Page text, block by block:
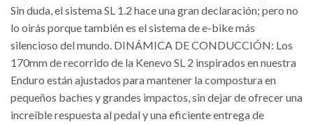
Sin duda, el sistema SL 1.2 hace una gran declaración; pero no
lo oirás porque también es el sistema de e-bike más
silencioso del mundo. DINÁMICA DE CONDUCCIÓN: Los
170mm de recorrido de la Kenevo SL 2 inspirados en nuestra
Enduro están ajustados para mantener la compostura en
pequeños baches y grandes impactos, sin dejar de ofrecer una
increíble respuesta al pedal y una eficiente entrega de